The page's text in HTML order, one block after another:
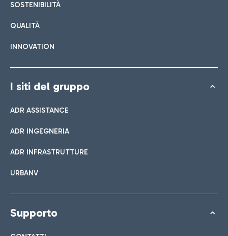
SOSTENIBILITÀ
QUALITÀ
INNOVATION
I siti del gruppo
ADR ASSISTANCE
ADR INGEGNERIA
ADR INFRASTRUTTURE
URBANV
Supporto